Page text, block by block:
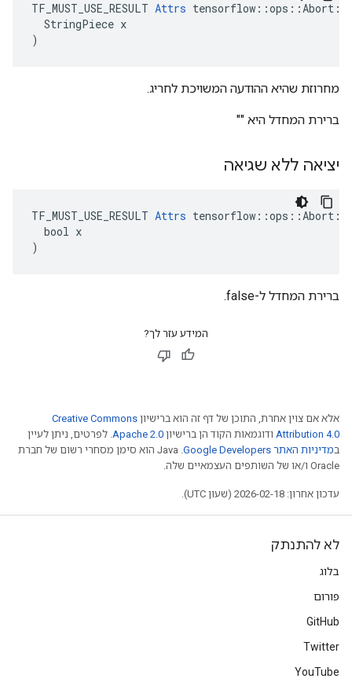
TF_MUST_USE_RESULT Attrs
  StringPiece x
)
מחרוזת שהיא ההודעה המשויכת לחריג.
ברירת המחדל היא ""
יציאה ללא שגיאה
TF_MUST_USE_RESULT Attrs
  bool x
)
ברירת המחדל ל-false.
המידע עזר לך?
אלא אם צוין אחרת, התוכן של דף זה הוא ברישיון Creative Commons
Attribution 4.0 ודוגמאות הקוד הן ברישיון Apache 2.0. לפרטים, ניתן לעיין
במדיניות האתר Google Developers‏
.‏ Java הוא סימן מסחרי רשום של חברת
Oracle ו/או של השותפים העצמאיים שלה.
עדכון אחרון: 2026-02-18 (שעון UTC).
לא להתנתק
בלוג
פורום
GitHub
Twitter
YouTube